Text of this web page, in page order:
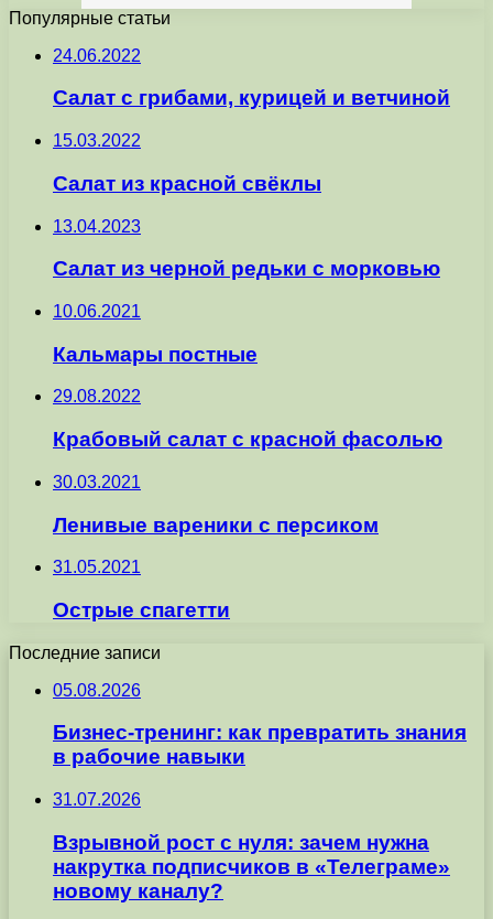
Популярные статьи
24.06.2022
Салат с грибами, курицей и ветчиной
15.03.2022
Салат из красной свёклы
13.04.2023
Салат из черной редьки с морковью
10.06.2021
Кальмары постные
29.08.2022
Крабовый салат с красной фасолью
30.03.2021
Ленивые вареники с персиком
31.05.2021
Острые спагетти
Последние записи
05.08.2026
Бизнес-тренинг: как превратить знания
в рабочие навыки
31.07.2026
Взрывной рост с нуля: зачем нужна
накрутка подписчиков в «Телеграме»
новому каналу?